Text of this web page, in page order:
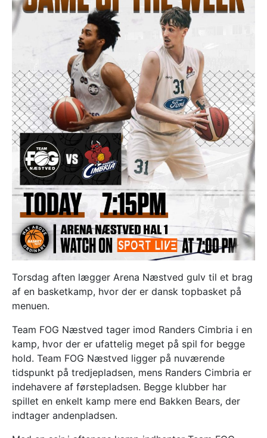
Torsdag aften lægger Arena Næstved gulv til et brag
af en basketkamp, hvor der er dansk topbasket på
menuen.
Team FOG Næstved tager imod Randers Cimbria i en
kamp, hvor der er ufattelig meget på spil for begge
hold. Team FOG Næstved ligger på nuværende
tidspunkt på tredjepladsen, mens Randers Cimbria er
indehavere af førstepladsen. Begge klubber har
spillet en enkelt kamp mere end Bakken Bears, der
indtager andenpladsen.